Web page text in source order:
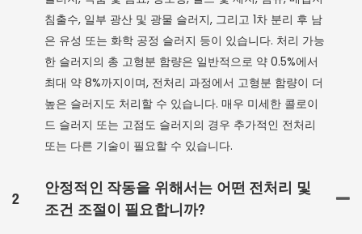
침출수, 일부 광산 및 광물 슬러지, 그리고 1차 분리 후 남
은 유성 또는 화학 공정 슬러지 등이 있습니다. 처리 가능
한 슬러지의 총 고형분 함량은 일반적으로 약 0.5%에서
최대 약 8%까지이며, 전처리 과정에서 고형분 함량이 더
높은 슬러지도 처리할 수 있습니다. 매우 미세한 콜로이
드 슬러지 또는 고점도 슬러지의 경우 추가적인 전처리
또는 다른 기술이 필요할 수 있습니다.
2
안정적인 작동을 위해서는 어떤 전처리 및
조건 조절이 필요합니까?